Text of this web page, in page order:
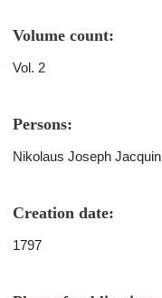
Volume count:
Vol. 2
Persons:
Nikolaus Joseph Jacquin
Creation date:
1797